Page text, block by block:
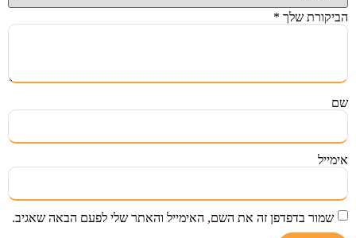
הביקורת שלך *
שם
אימייל
שמור בדפדפן זה את השם, האימייל והאתר שלי לפעם הבאה שאגיב.